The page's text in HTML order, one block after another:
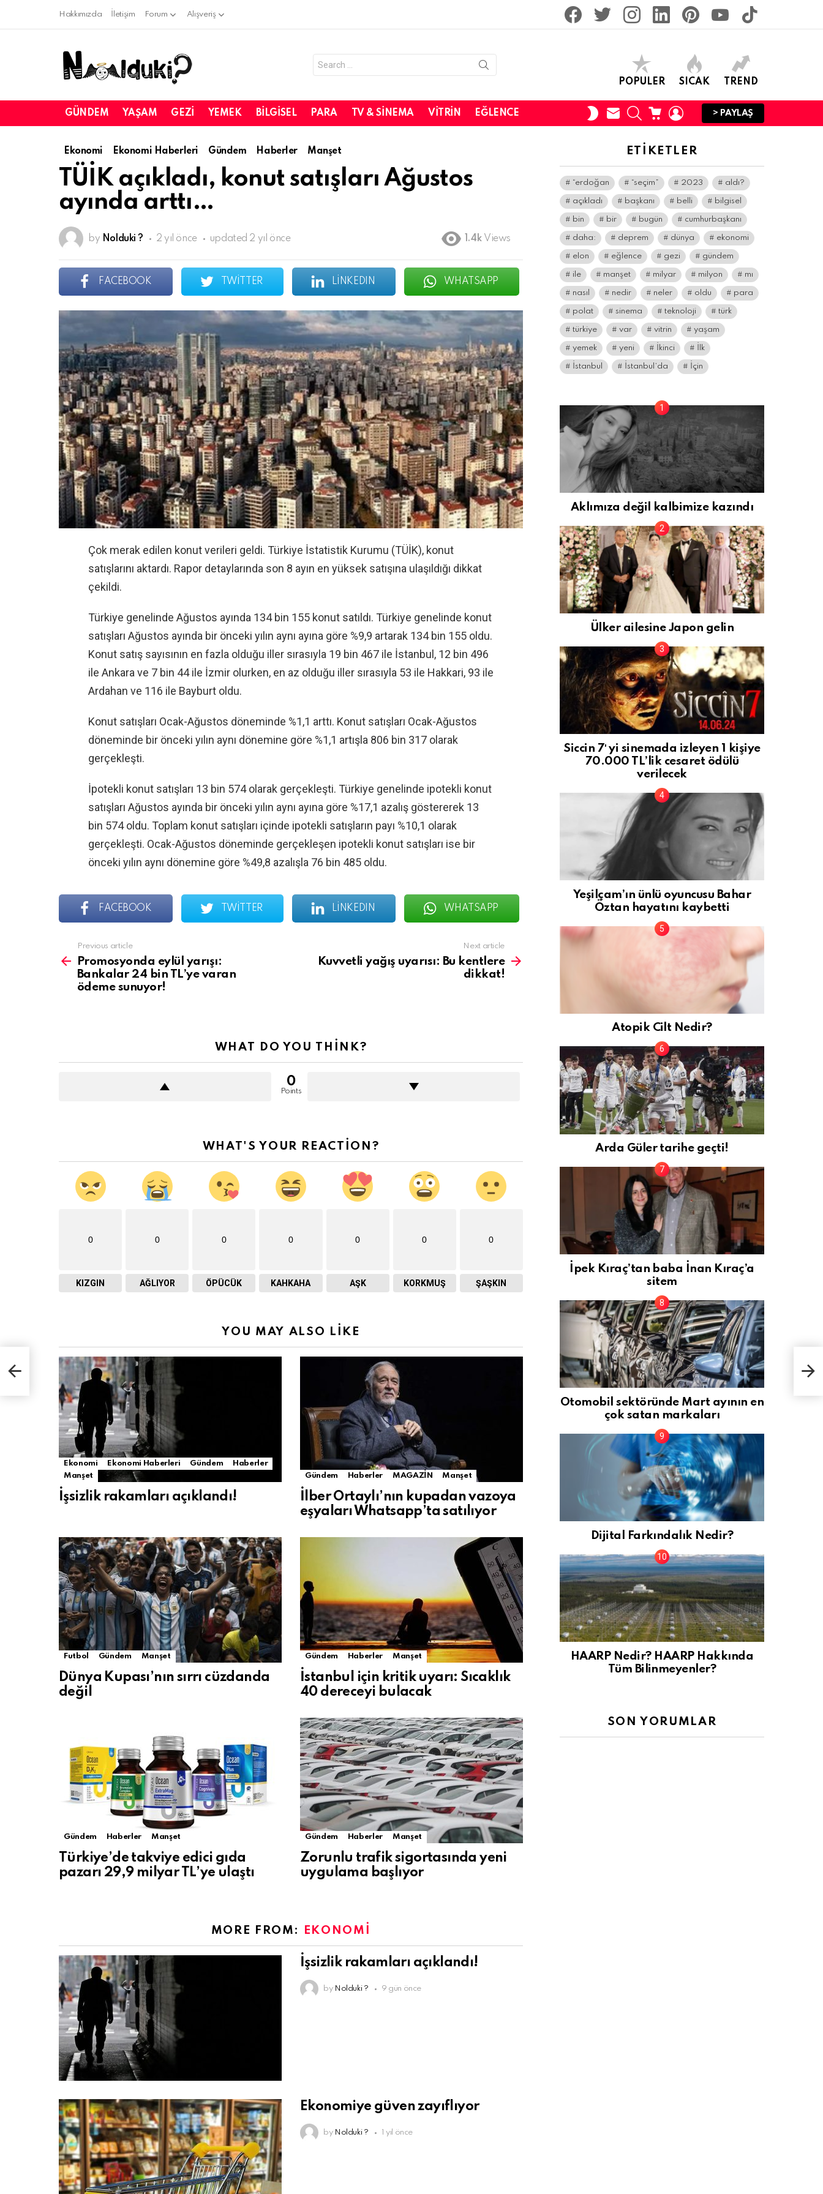
Hakkımızda İletişim Forum Alışveriş
for:
POPULER SICAK TREND
GÜNDEM YAŞAM GEZI YEMEK BILGISEL PARA TV & SINEMA VITRIN EĞLENCE
SWITCH
SKIN
SUBSCRIBE
SEARCHCART LOGIN
> PAYLAŞ
Ekonomi Ekonomi Haberleri Gündem Haberler Manşet
TÜİK açıkladı, konut satışları Ağustos
ayında arttı…
by Nolduki ? 2 yıl önce updated 2 yıl önce 1.4k Views
FACEBOOK TWITTER LINKEDIN WHATSAPP
Çok merak edilen konut verileri geldi. Türkiye İstatistik Kurumu (TÜİK), konut
satışlarını aktardı. Rapor detaylarında son 8 ayın en yüksek satışına ulaşıldığı dikkat
çekildi.
Türkiye genelinde Ağustos ayında 134 bin 155 konut satıldı. Türkiye genelinde konut
satışları Ağustos ayında bir önceki yılın aynı ayına göre %9,9 artarak 134 bin 155 oldu.
Konut satış sayısının en fazla olduğu iller sırasıyla 19 bin 467 ile İstanbul, 12 bin 496
ile Ankara ve 7 bin 44 ile İzmir olurken, en az olduğu iller sırasıyla 53 ile Hakkari, 93 ile
Ardahan ve 116 ile Bayburt oldu.
Konut satışları Ocak-Ağustos döneminde %1,1 arttı. Konut satışları Ocak-Ağustos
döneminde bir önceki yılın aynı dönemine göre %1,1 artışla 806 bin 317 olarak
gerçekleşti.
İpotekli konut satışları 13 bin 574 olarak gerçekleşti. Türkiye genelinde ipotekli konut
satışları Ağustos ayında bir önceki yılın aynı ayına göre %17,1 azalış göstererek 13
bin 574 oldu. Toplam konut satışları içinde ipotekli satışların payı %10,1 olarak
gerçekleşti. Ocak-Ağustos döneminde gerçekleşen ipotekli konut satışları ise bir
önceki yılın aynı dönemine göre %49,8 azalışla 76 bin 485 oldu.
FACEBOOK TWITTER LINKEDIN WHATSAPP
more
Previous article
Promosyonda eylül yarışı:
Bankalar 24 bin TL’ye varan
ödeme sunuyor!
Next article
Kuvvetli yağış uyarısı: Bu kentlere
dikkat!
WHAT DO YOU THINK?
0
Points
WHAT'S YOUR REACTION?
0
KIZGIN
0
AĞLIYOR
0
ÖPÜCÜK
0
KAHKAHA
0
AŞK
0
KORKMUŞ
0
ŞAŞKIN
YOU MAY ALSO LIKE
Ekonomi Ekonomi Haberleri Gündem
Haberler
Manşet
İşsizlik rakamları açıklandı!
Gündem Haberler MAGAZİN Manşet
İlber Ortaylı’nın kupadan vazoya
eşyaları Whatsapp’ta satılıyor
Futbol Gündem Manşet
Dünya Kupası’nın sırrı cüzdanda
değil
Gündem Haberler Manşet
İstanbul için kritik uyarı: Sıcaklık
40 dereceyi bulacak
Gündem Haberler Manşet
Türkiye’de takviye edici gıda
pazarı 29,9 milyar TL’ye ulaştı
Gündem Haberler Manşet
Zorunlu trafik sigortasında yeni
uygulama başlıyor
MORE FROM: EKONOMI
İşsizlik rakamları açıklandı!
by Nolduki ? 9 gün önce
Ekonomiye güven zayıflıyor
by Nolduki ? 1 yıl önce
ETIKETLER
“erdoğan “seçim” 2023 aldı?
açıkladı başkanı belli bilgisel
bin bir bugün cumhurbaşkanı
daha: deprem dünya ekonomi
elon eğlence gezi gündem
ile manşet milyar milyon mı
nasıl nedir neler oldu para
polat sinema teknoloji türk
türkiye var vitrin yaşam
yemek yeni İkinci İlk
İstanbul İstanbul’da İçin
Aklımıza değil kalbimize kazındı
Ülker ailesine Japon gelin
Siccin 7′ yi sinemada izleyen 1 kişiye
70.000 TL’lik cesaret ödülü
verilecek
Yeşilçam’ın ünlü oyuncusu Bahar
Öztan hayatını kaybetti
Atopik Cilt Nedir?
Arda Güler tarihe geçti!
İpek Kıraç’tan baba İnan Kıraç’a
sitem
Otomobil sektöründe Mart ayının en
çok satan markaları
Dijital Farkındalık Nedir?
HAARP Nedir? HAARP Hakkında
Tüm Bilinmeyenler?
SON YORUMLAR